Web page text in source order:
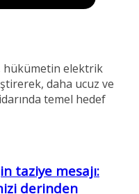
hükümetin elektrik
daha ucuz ve
temel hedef
taziye mesajı:
derinden